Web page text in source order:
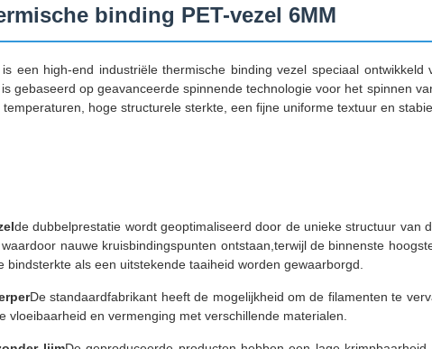
binding PET-vezel 6MM
een high-end industriële thermische binding vezel speciaal ontwikkeld
gebaseerd op geavanceerde spinnende technologie voor het spinnen
hoge structurele sterkte, een fijne uniforme textuur en
de dubbelprestatie wordt geoptimaliseerd door de unieke structuur van
nauwe kruisbindingspunten ontstaan,terwijl de binnenste
als een uitstekende taaiheid worden gewaarborgd.
De standaardfabrikant heeft de mogelijkheid om de filamenten te
vloeibaarheid en vermenging met verschillende materialen.